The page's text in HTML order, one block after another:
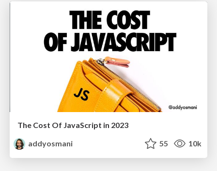
The Cost Of JavaScript in 2023
addyosmani
55 10k